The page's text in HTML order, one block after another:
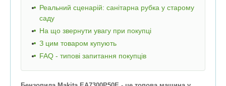
Реальний сценарій: санітарна рубка у старому
саду
На що звернути увагу при покупці
З цим товаром купують
FAQ - типові запитання покупців